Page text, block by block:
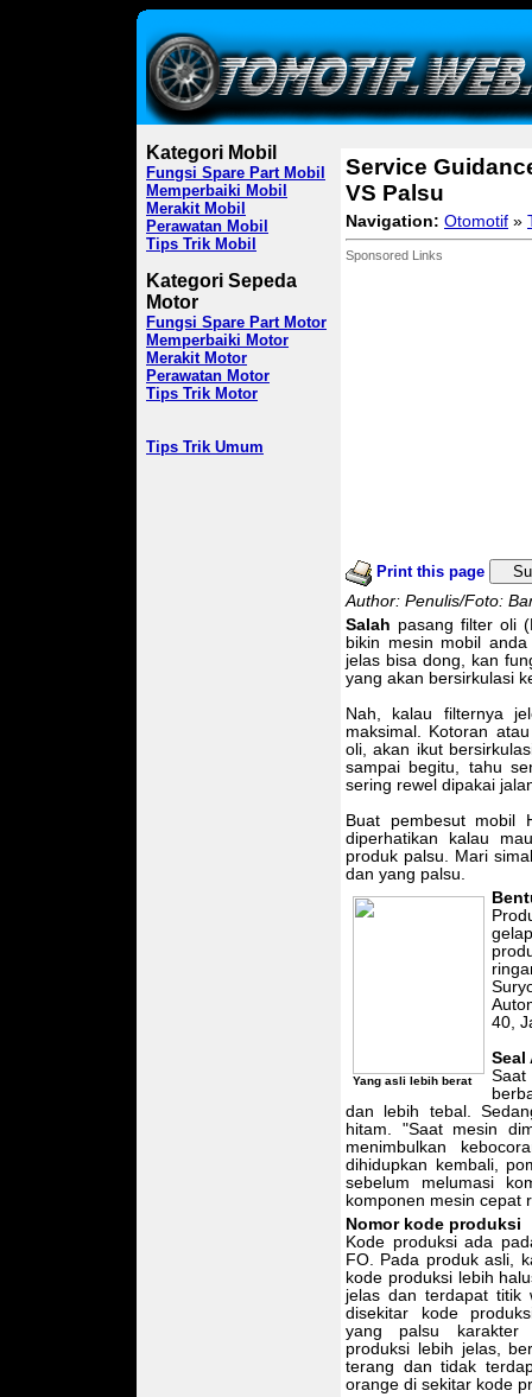
Kategori Mobil
Fungsi Spare Part Mobil
Memperbaiki Mobil
Merakit Mobil
Perawatan Mobil
Tips Trik Mobil
Kategori Sepeda
Motor
Fungsi Spare Part Motor
Memperbaiki Motor
Merakit Motor
Perawatan Motor
Tips Trik Motor
Tips Trik Umum
Service
VS Palsu
Navigation: Otomotif »
Sponsored Links
Print this page
Author: Penulis/Foto:
Salah pasang filter oli
bikin mesin mobil
jelas bisa dong, kan
yang akan bersirkulasi
Nah, kalau filternya
maksimal. Kotoran
oli, akan ikut
sampai begitu, tahu
sering rewel dipakai
Buat pembesut mobil
diperhatikan kalau
produk palsu. Mari
dan yang palsu.
Yang asli lebih berat
40,
Seal
dan lebih tebal.
hitam. "Saat mesin
menimbulkan
dihidupkan kembali,
sebelum melumasi
komponen mesin cepat
Nomor kode produksi
Kode produksi ada
FO. Pada produk asli,
kode produksi lebih
jelas dan terdapat titik
disekitar kode
yang palsu karakter
produksi lebih jelas,
terang dan tidak
orange di sekitar kode